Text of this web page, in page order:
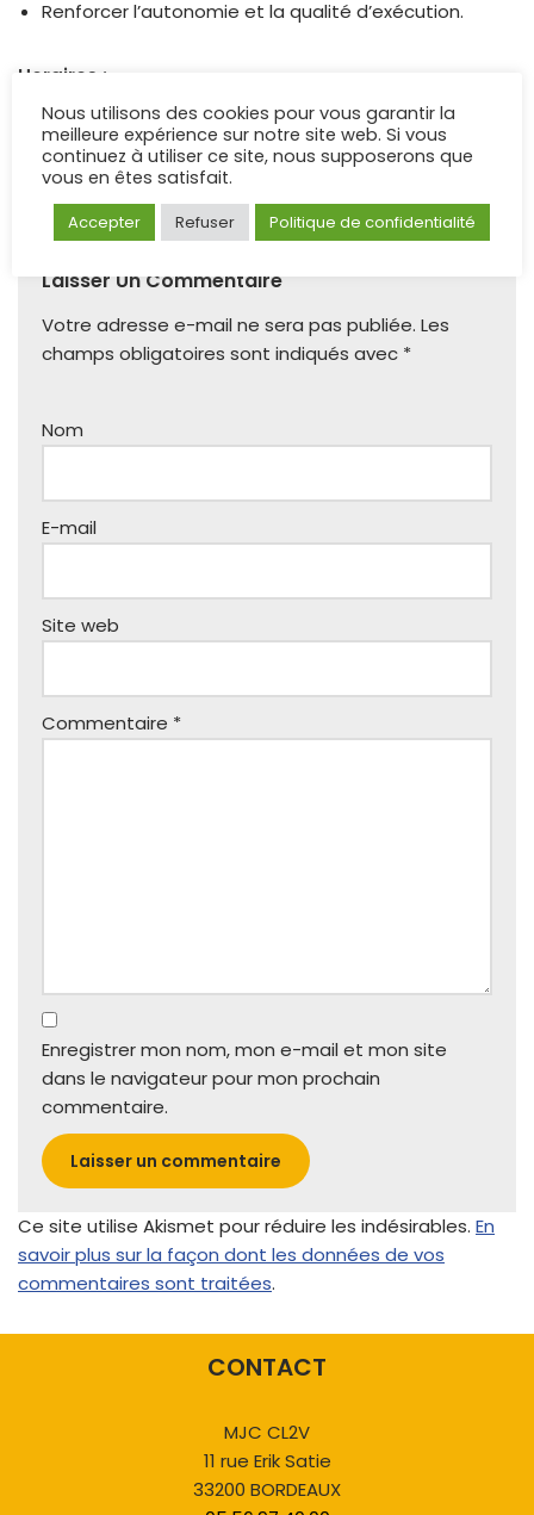
Renforcer l’autonomie et la qualité d’exécution.
Horaires :
Mercredi de 15h00 à 16h00.
comment vous inscrire
Laisser Un Commentaire
Votre adresse e-mail ne sera pas publiée. Les
champs obligatoires sont indiqués avec *
Nom
E-mail
Site web
Commentaire *
Enregistrer mon nom, mon e-mail et mon site
dans le navigateur pour mon prochain
commentaire.
Ce site utilise Akismet pour réduire les indésirables. En
savoir plus sur la façon dont les données de vos
commentaires sont traitées.
CONTACT
MJC CL2V
11 rue Erik Satie
33200 BORDEAUX
Nous utilisons des cookies pour vous garantir la
meilleure expérience sur notre site web. Si vous
continuez à utiliser ce site, nous supposerons que
vous en êtes satisfait.
Accepter Refuser Politique de confidentialité